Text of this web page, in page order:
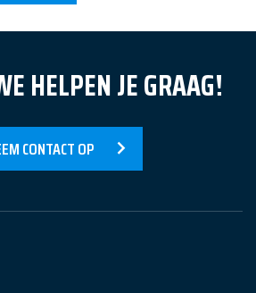
HELPEN JE GRAAG!
CONTACT OP